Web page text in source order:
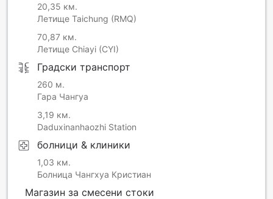
20,35 км.
Летище Taichung (RMQ)
70,87 км.
Летище Chiayi (CYI)
Градски транспорт
260 м.
Гара Чангуа
3,19 км.
Daduxinanhaozhi Station
болници & клиники
1,03 км.
Болница Чангхуа Кристиан
Магазин за смесени стоки